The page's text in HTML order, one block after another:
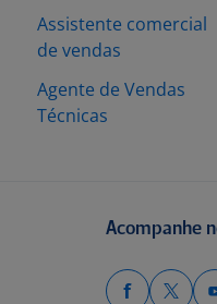
Assistente comercial
de vendas
Agente de Vendas
Técnicas
Acompanhe